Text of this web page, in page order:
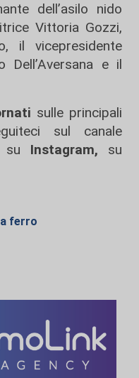
dell’asilo nido
Vittoria Gozzi,
il vicepresidente
Dell’Aversana e il
sulle principali
sul canale
su Instagram, su
ferro